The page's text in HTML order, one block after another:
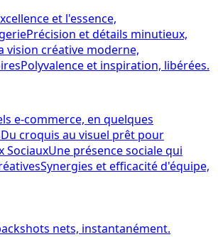
et l'essence,
Précision et détails minutieux,
vision créative moderne,
Polyvalence et inspiration, libérées.
e-commerce, en quelques
Du croquis au visuel prêt pour
SociauxUne présence sociale qui
Synergies et efficacité d'équipe,
nets, instantanément.